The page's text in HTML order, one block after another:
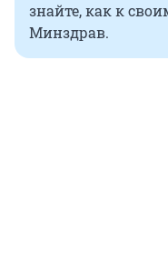
знайте, как к
Минздрав.